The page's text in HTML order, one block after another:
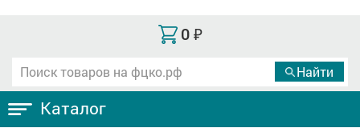
0 ₽
Каталог